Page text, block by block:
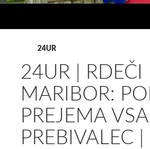
24UR
24UR | RDEČI
MARIBOR:
PREJEMA
PREBIVALEC